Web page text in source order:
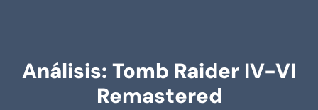
Análisis: Tomb Raider IV-VI
Remastered